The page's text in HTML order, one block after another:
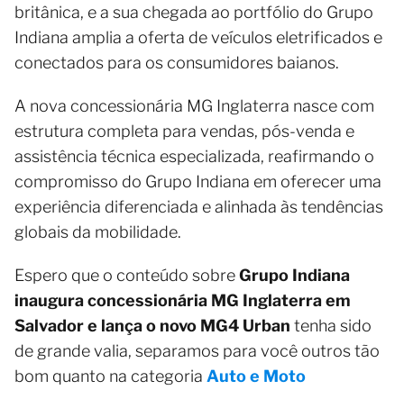
britânica, e a sua chegada ao portfólio do Grupo
Indiana amplia a oferta de veículos eletrificados e
conectados para os consumidores baianos.
A nova concessionária MG Inglaterra nasce com
estrutura completa para vendas, pós-venda e
assistência técnica especializada, reafirmando o
compromisso do Grupo Indiana em oferecer uma
experiência diferenciada e alinhada às tendências
globais da mobilidade.
Espero que o conteúdo sobreGrupo Indiana
inaugura concessionária MG Inglaterra em
Salvador e lança o novo MG4 Urban tenha sido
de grande valia, separamos para você outros tão
bom quanto na categoria Auto e Moto